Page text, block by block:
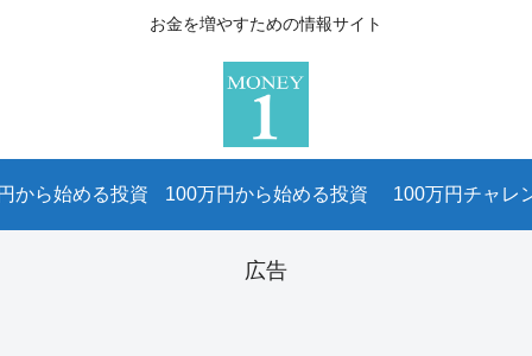
お金を増やすための情報サイト
から始める投資 100万円から始める投資 100万円チャレ
広告